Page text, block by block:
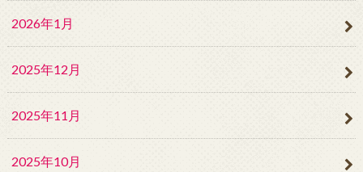
2026年1月
2025年12月
2025年11月
2025年10月